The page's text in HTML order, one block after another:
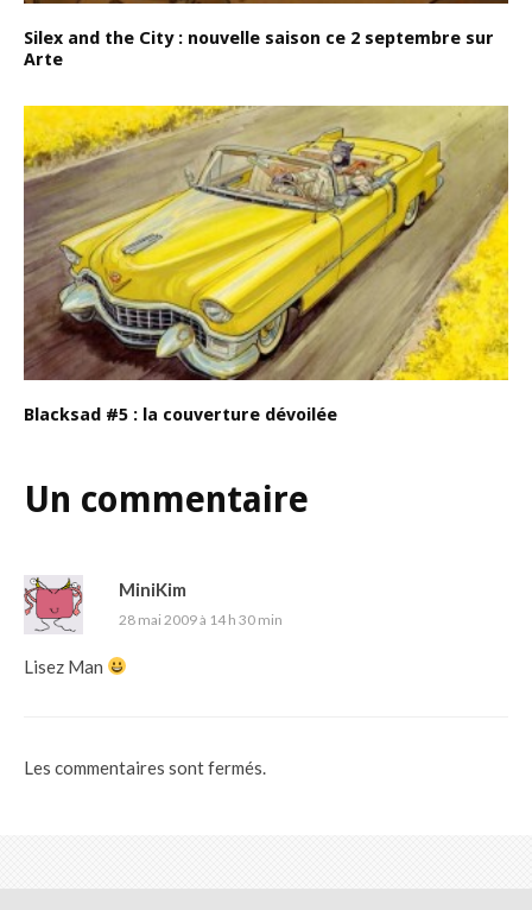
Silex and the City : nouvelle saison ce 2 septembre sur
Arte
Blacksad #5 : la couverture dévoilée
Un commentaire
MiniKim
28 mai 2009 à 14 h 30 min
Lisez Man
Les commentaires sont fermés.